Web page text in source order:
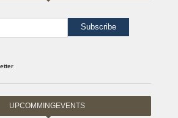
UPCOMMINGEVENTS